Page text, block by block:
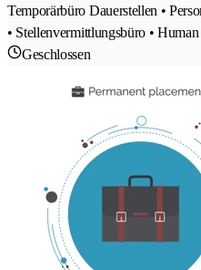
Temporärbüro Dauerstellen •
• Stellenvermittlungsbüro •
Geschlossen